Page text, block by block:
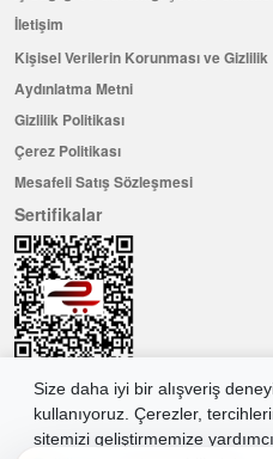
Size daha iyi bir alışveriş
kullanıyoruz. Çerezler,
sitemizi geliştirmemize
İletişim
Kişisel Verilerin Korunması ve Gizlilik
Aydınlatma Metni
Gizlilik Politikası
Çerez Politikası
Mesafeli Satış Sözleşmesi
Sertifikalar
Hemen Üye Olun ...ve 100 ₺